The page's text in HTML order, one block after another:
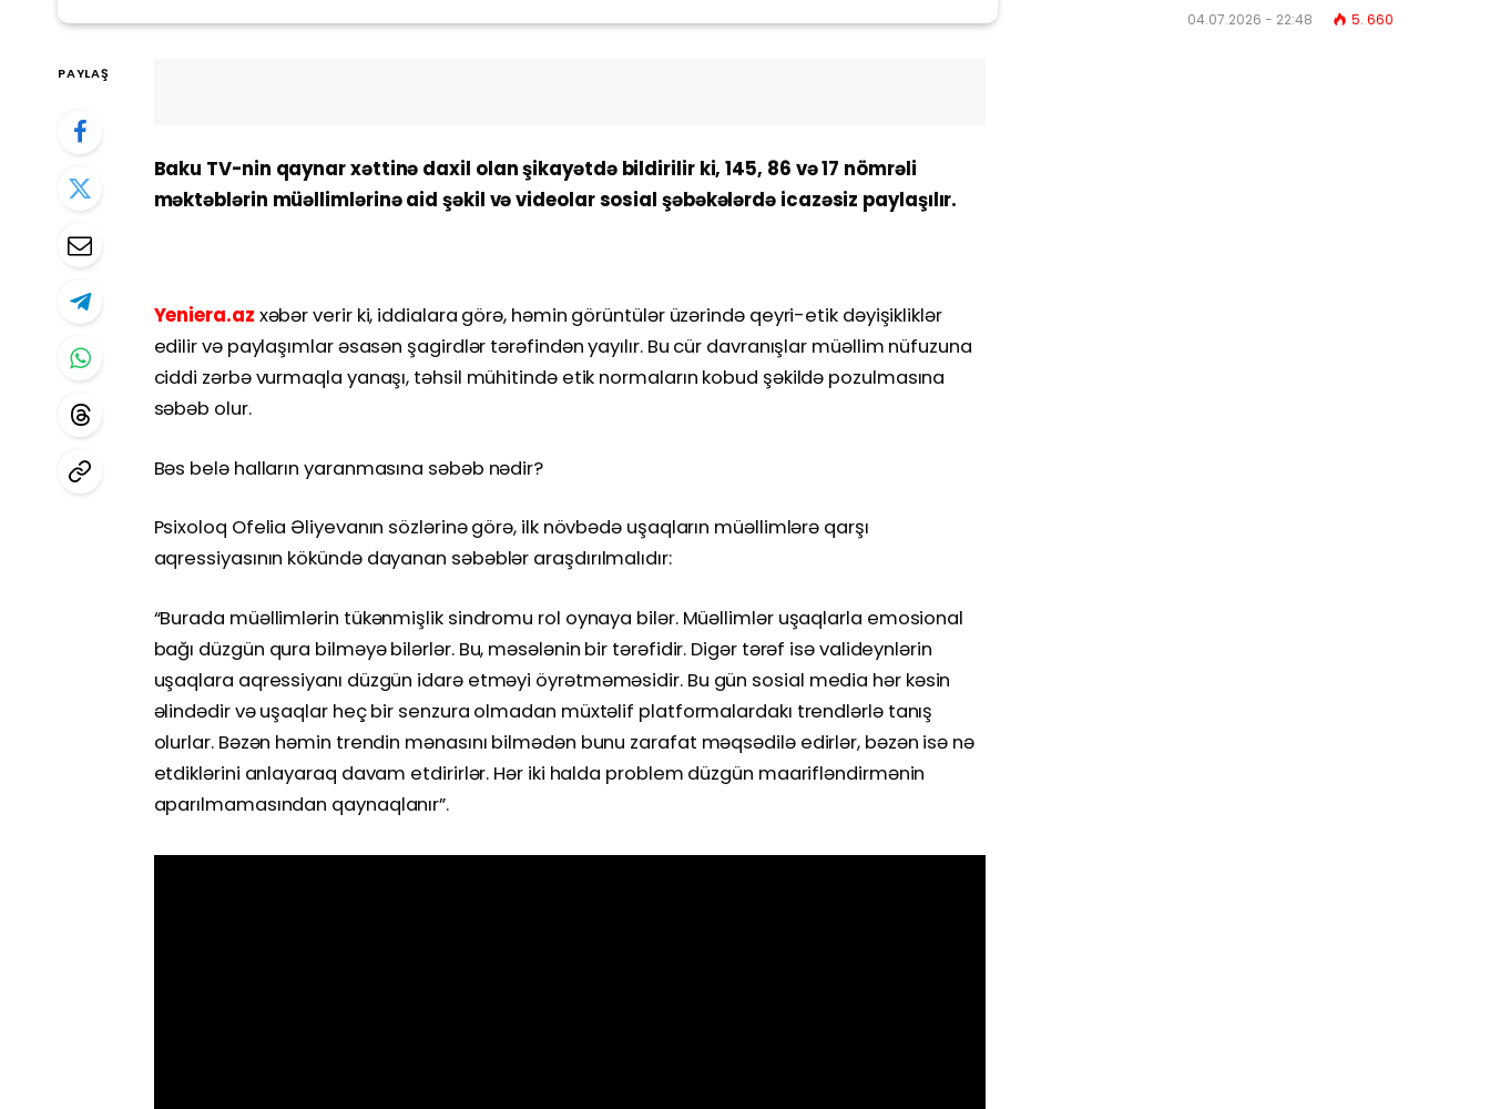
PAYLAŞ
Baku TV-nin qaynar xəttinə daxil olan şikayətdə bildirilir ki, 145, 86 və 17 nömrəli
məktəblərin müəllimlərinə aid şəkil və videolar sosial şəbəkələrdə icazəsiz paylaşılır.
Yeniera.az xəbər verir ki, iddialara görə, həmin görüntülər üzərində qeyri-etik dəyişikliklər
edilir və paylaşımlar əsasən şagirdlər tərəfindən yayılır. Bu cür davranışlar müəllim nüfuzuna
ciddi zərbə vurmaqla yanaşı, təhsil mühitində etik normaların kobud şəkildə pozulmasına
səbəb olur.
Bəs belə halların yaranmasına səbəb nədir?
Psixoloq Ofelia Əliyevanın sözlərinə görə, ilk növbədə uşaqların müəllimlərə qarşı
aqressiyasının kökündə dayanan səbəblər araşdırılmalıdır:
“Burada müəllimlərin tükənmişlik sindromu rol oynaya bilər. Müəllimlər uşaqlarla emosional
bağı düzgün qura bilməyə bilərlər. Bu, məsələnin bir tərəfidir. Digər tərəf isə valideynlərin
uşaqlara aqressiyanı düzgün idarə etməyi öyrətməməsidir. Bu gün sosial media hər kəsin
əlindədir və uşaqlar heç bir senzura olmadan müxtəlif platformalardakı trendlərlə tanış
olurlar. Bəzən həmin trendin mənasını bilmədən bunu zarafat məqsədilə edirlər, bəzən isə nə
etdiklərini anlayaraq davam etdirirlər. Hər iki halda problem düzgün maarifləndirmənin
aparılmamasından qaynaqlanır”.
04.07.2026 - 22:48 5. 660